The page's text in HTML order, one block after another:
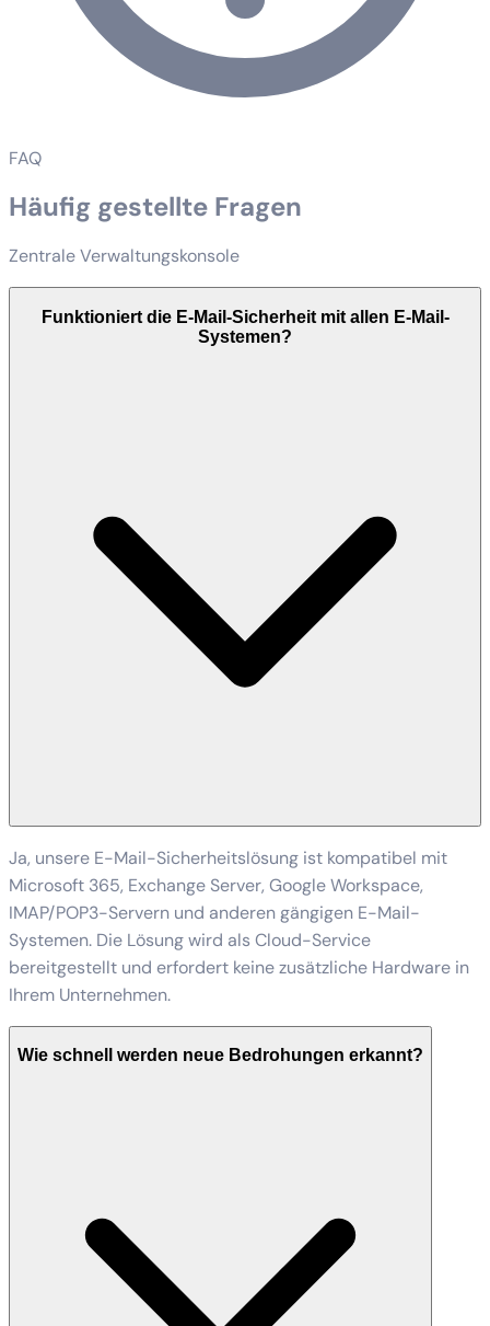
FAQ
Häufig gestellte Fragen
Zentrale Verwaltungskonsole
Funktioniert die E-Mail-Sicherheit mit allen E-Mail-
Systemen?
Ja, unsere E-Mail-Sicherheitslösung ist kompatibel mit
Microsoft 365, Exchange Server, Google Workspace,
IMAP/POP3-Servern und anderen gängigen E-Mail-
Systemen. Die Lösung wird als Cloud-Service
bereitgestellt und erfordert keine zusätzliche Hardware in
Ihrem Unternehmen.
Wie schnell werden neue Bedrohungen erkannt?